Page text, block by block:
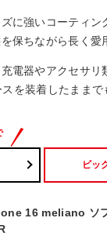
に強いコーティン
保ちながら長く愛
電器やアクセサリ
を装着したまま
ビッ
16 meliano ソ